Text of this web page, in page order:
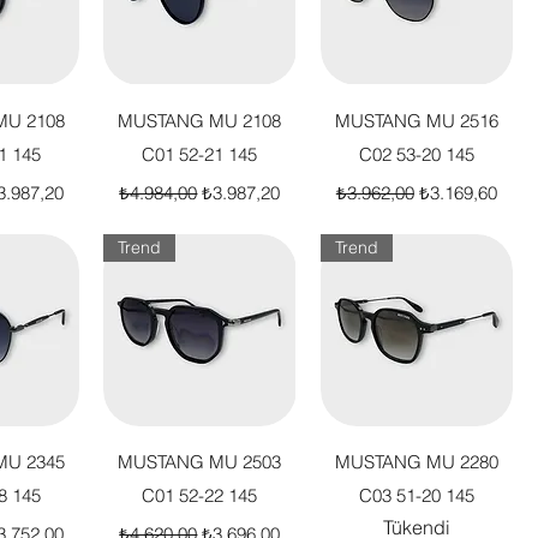
2108
145
Fiyat
Hızlı Bakış
MUSTANG MU 2108
C01 52-21 145
Normal Fiyat
₺4.984,00İndirimli Fiyat
₺3.987,20
Hızlı Bakış
MUSTANG MU 2516
C02 53-20 145
Normal Fiyat
₺3.962,00 İndirimli Fiyat
₺3.169,60
2345
145
Fiyat
Hızlı Bakış
Trend
MUSTANG MU 2503
C01 52-22 145
Normal Fiyatİndirimli Fiyat
Hızlı Bakış
Trend
MUSTANG MU 2280
C03 51-20 145
Tükendi